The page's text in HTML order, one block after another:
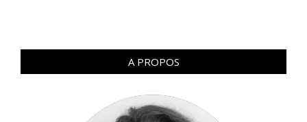
A PROPOS